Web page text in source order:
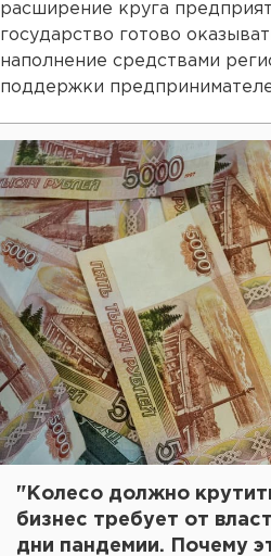
расширение круга
государство готово
наполнение средствами
поддержки
"Колесо должно
бизнес требует от
дни пандемии. Почему